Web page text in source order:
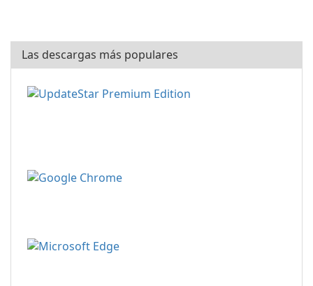
Las descargas más populares